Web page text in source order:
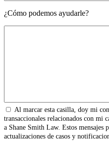
¿Cómo podemos ayudarle?
Al marcar esta casilla, doy mi
transaccionales relacionados con mi
a Shane Smith Law. Estos mensajes
actualizaciones de casos y